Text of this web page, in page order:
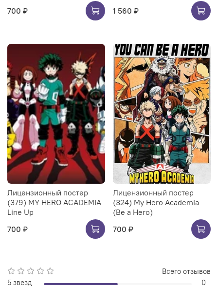
700 ₽
1 560 ₽
Лицензионный постер
(379) MY HERO ACADEMIA
Line Up
700 ₽
Лицензионный постер
(324) My Hero Academia
(Be a Hero)
700 ₽
Всего отзывов
5 звезд
0